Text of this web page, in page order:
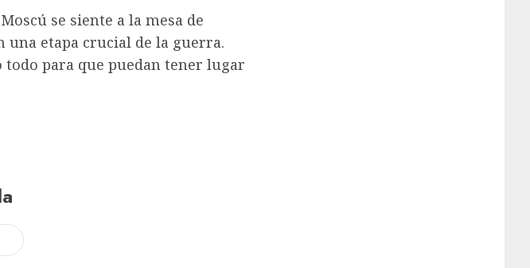
se siente a la mesa de
una etapa crucial de la guerra.
para que puedan tener lugar